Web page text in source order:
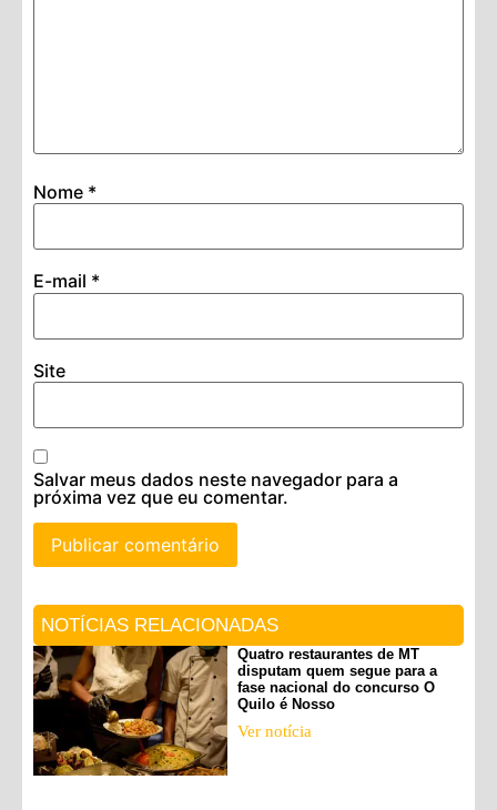
Nome *
E-mail *
Site
Salvar meus dados neste navegador para a
próxima vez que eu comentar.
NOTÍCIAS RELACIONADAS
Quatro restaurantes de MT
disputam quem segue para a
fase nacional do concurso O
Quilo é Nosso
Ver notícia